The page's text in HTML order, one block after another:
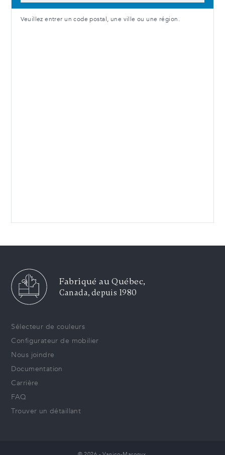
Veuillez entrer un code postal, une ville ou une région.
Fabriqué au Québec,
Canada, depuis 1980
Sélecteur de couleurs
Configurateur de mobilier
Nous joindre
Documentation
Carrière
FAQ
Trouver un détaillant